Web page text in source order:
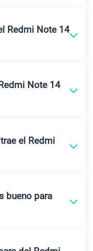
Redmi Note 14
Note 14
el Redmi
bueno para